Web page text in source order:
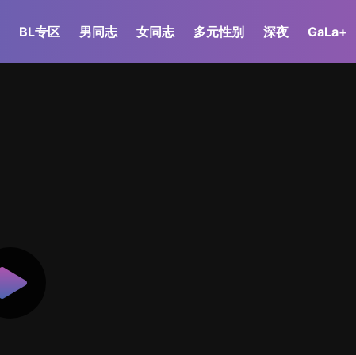
BL专区 男同志 女同志 多元性别 深夜 GaLa+